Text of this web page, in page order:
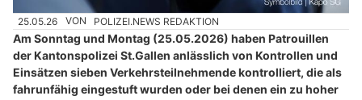
25.05.26 VON POLIZEI.NEWS REDAKTION
Am Sonntag und Montag (25.05.2026) haben Patrouillen
der Kantonspolizei St.Gallen anlässlich von Kontrollen und
Einsätzen sieben Verkehrsteilnehmende kontrolliert, die als
fahrunfähig eingestuft wurden oder bei denen ein zu hoher